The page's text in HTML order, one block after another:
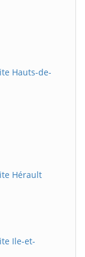
Hauts-de-
Hérault
Ile-et-